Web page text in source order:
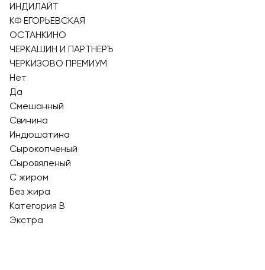
ИНДИЛАЙТ
КФ ЕГОРЬЕВСКАЯ
ОСТАНКИНО
ЧЕРКАШИН И ПАРТНЕРЪ
ЧЕРКИЗОВО ПРЕМИУМ
Нет
Да
Смешанный
Свинина
Индюшатина
Сырокопченый
Сыровяленый
С жиром
Без жира
Категория В
Экстра